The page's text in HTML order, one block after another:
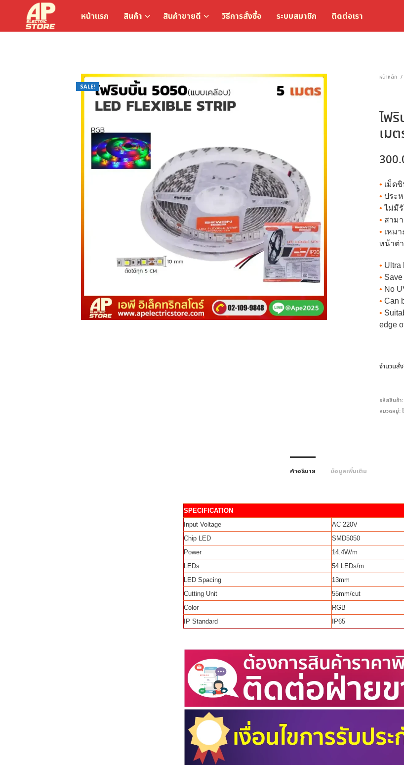
หน้าแรก สินค้า สินค้าขายดี วิธีการสั่งซื้อ ระบบสมาชิก ติดต่อเรา
SALE!
หน้าหลัก /
ไฟ
เม
• เม็ด
• ประ
• ไม่มี
• สาม
• เหม
หน้าต่
• Ultra
• Save
• No
• Can
•
edge
จำนวนสั่
รหัสสินค้
หมวดหมู่:
คำอธิบาย ข้อมูลเพิ่มเติม
SPECIFICATION
Input Voltage
AC 220V
Chip LED
SMD5050
Power
14.4W/m
LEDs
54 LEDs/m
LED Spacing
13mm
Cutting Unit
55mm/cut
Color
RGB
IP Standard
IP65